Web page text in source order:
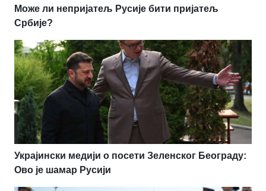
Може ли непријатељ Русије бити пријатељ
Србије?
Украјински медији о посети Зеленског Београду:
Ово је шамар Русији